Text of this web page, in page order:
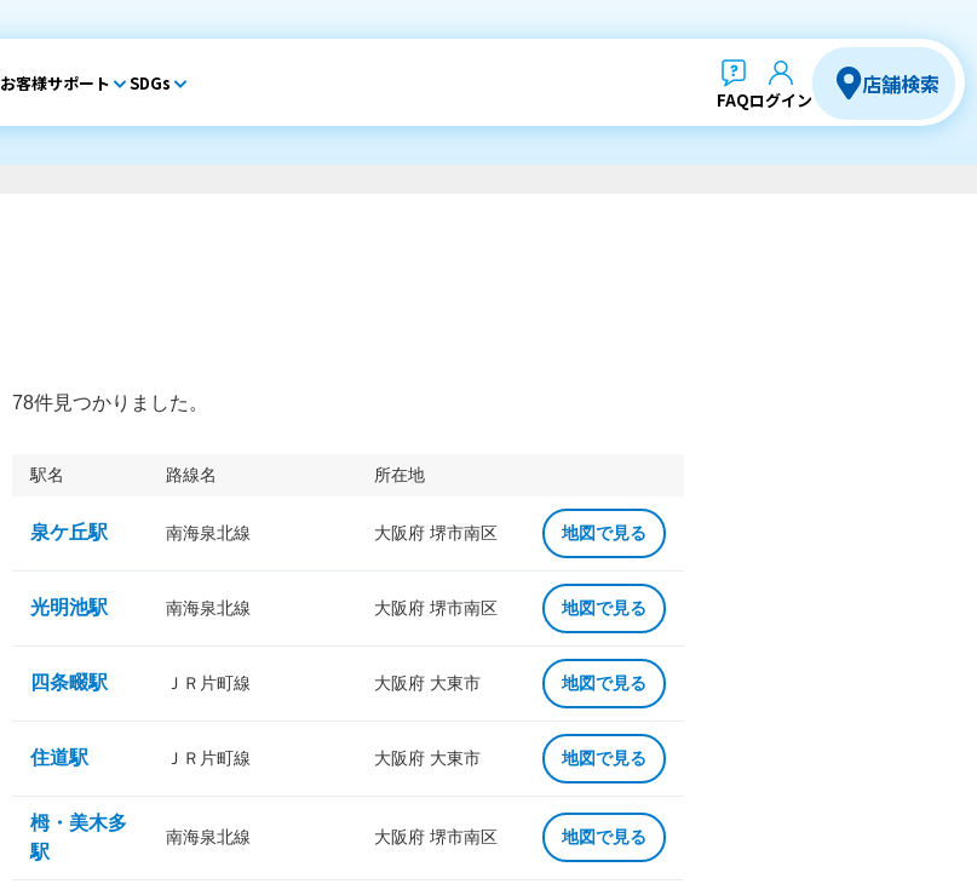
お客様サポート SDGs
FAQログイン
店舗検索
78件見つかりました。
駅名 路線名 所在地
泉ケ丘駅 南海泉北線 大阪府 堺市南区 地図で見る
光明池駅 南海泉北線 大阪府 堺市南区 地図で見る
四条畷駅 ＪＲ片町線 大阪府 大東市 地図で見る
住道駅 ＪＲ片町線 大阪府 大東市 地図で見る
栂・美木多
駅
南海泉北線 大阪府 堺市南区 地図で見る